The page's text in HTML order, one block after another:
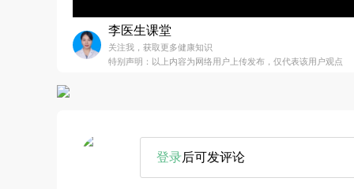
李医生课堂
关注我，获取更多健康知识
特别声明：以上内容为网络用户上传发布，仅代表该用户观点
登录后可发评论